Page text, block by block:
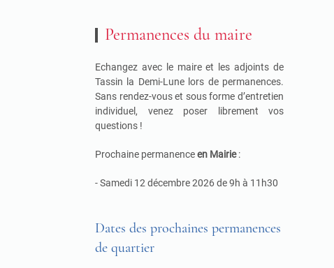
Permanences du maire
Echangez avec le maire et les adjoints de
Tassin la Demi-Lune lors de permanences.
Sans rendez-vous et sous forme d’entretien
individuel, venez poser librement vos
questions !
Prochaine permanenceen Mairie:
- Samedi 12 décembre 2026 de 9h à 11h30
Dates des prochaines permanences
de quartier